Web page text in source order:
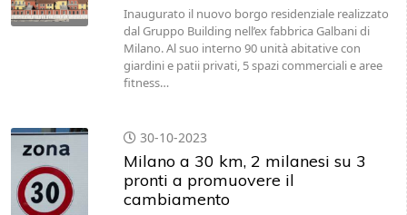
Inaugurato il nuovo borgo residenziale realizzato
dal Gruppo Building nell’ex fabbrica Galbani di
Milano. Al suo interno 90 unità abitative con
giardini e patii privati, 5 spazi commerciali e aree
fitness…
30-10-2023
Milano a 30 km, 2 milanesi su 3
pronti a promuovere il
cambiamento